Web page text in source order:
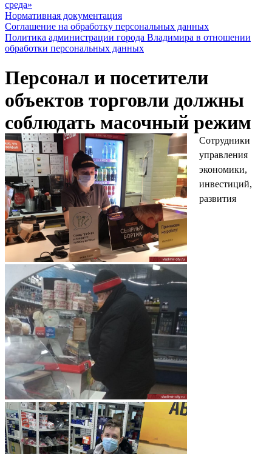
среда»
Нормативная документация
Соглашение на обработку персональных данных
Политика администрации города Владимира в отношении
обработки персональных данных
Персонал и посетители
объектов торговли должны
соблюдать масочный режим
Сотрудники
управления
экономики,
инвестиций,
развития